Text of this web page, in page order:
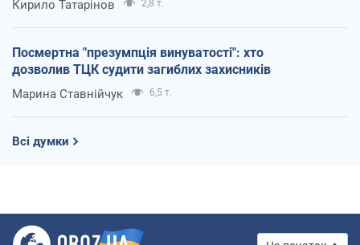
Кирило Татарінов 2,8 т.
Посмертна "презумпція винуватості": хто
дозволив ТЦК судити загиблих захисників
Марина Ставнійчук 6,5 т.
Всі думки